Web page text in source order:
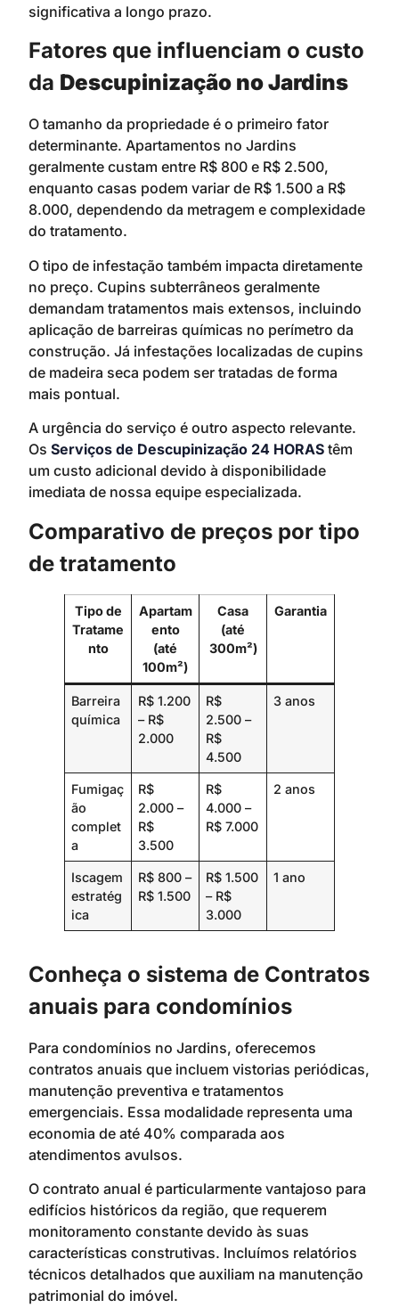
significativa a longo prazo.
Fatores que influenciam o custo
da Descupinização no Jardins
O tamanho da propriedade é o primeiro fator
determinante. Apartamentos no Jardins
geralmente custam entre R$ 800 e R$ 2.500,
enquanto casas podem variar de R$ 1.500 a R$
8.000, dependendo da metragem e complexidade
do tratamento.
O tipo de infestação também impacta diretamente
no preço. Cupins subterrâneos geralmente
demandam tratamentos mais extensos, incluindo
aplicação de barreiras químicas no perímetro da
construção. Já infestações localizadas de cupins
de madeira seca podem ser tratadas de forma
mais pontual.
A urgência do serviço é outro aspecto relevante.
Os Serviços de Descupinização 24 HORAS têm
um custo adicional devido à disponibilidade
imediata de nossa equipe especializada.
Comparativo de preços por tipo
de tratamento
Tipo de
Tratame
nto
Apartam
ento
(até
100m²)
Casa
(até
300m²)
Garantia
Barreira
química
R$ 1.200
– R$
2.000
R$
2.500 –
R$
4.500
3 anos
Fumigaç
ão
complet
a
R$
2.000 –
R$
3.500
R$
4.000 –
R$ 7.000
2 anos
Iscagem
estratég
ica
R$ 800 –
R$ 1.500
R$ 1.500
– R$
3.000
1 ano
Conheça o sistema de Contratos
anuais para condomínios
Para condomínios no Jardins, oferecemos
contratos anuais que incluem vistorias periódicas,
manutenção preventiva e tratamentos
emergenciais. Essa modalidade representa uma
economia de até 40% comparada aos
atendimentos avulsos.
O contrato anual é particularmente vantajoso para
edifícios históricos da região, que requerem
monitoramento constante devido às suas
características construtivas. Incluímos relatórios
técnicos detalhados que auxiliam na manutenção
patrimonial do imóvel.